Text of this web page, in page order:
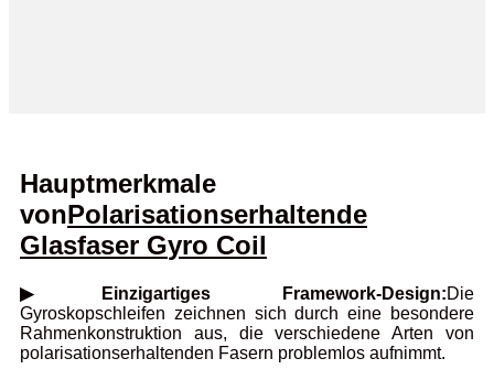
Hauptmerkmale
vonPolarisationserhaltende
Glasfaser Gyro Coil
▶Einzigartiges Framework-Design:Die
Gyroskopschleifen zeichnen sich durch eine besondere
Rahmenkonstruktion aus, die verschiedene Arten von
polarisationserhaltenden Fasern problemlos aufnimmt.